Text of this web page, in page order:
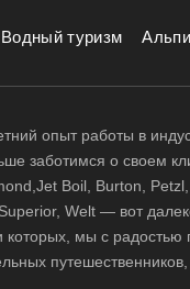
Водный туризм
опыт работы в
заботимся о своем
Boil, Burton,
Welt — вот
которых, мы с радостью